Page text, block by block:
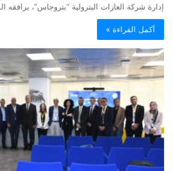
إدارة شركة الغازات البترولية “بتروجاس”،
أكمل القراءة »